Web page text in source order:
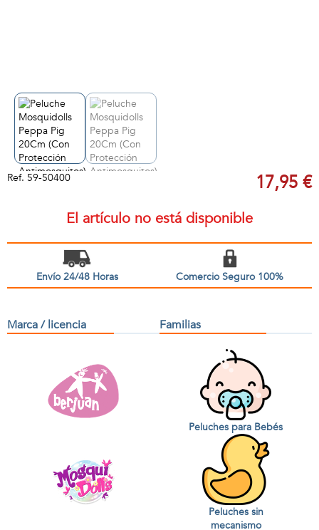
Ref. 59-50400 17,95 €
El artículo no está disponible
Envío 24/48 Horas Comercio Seguro 100%
Marca / licencia Familias
Peluches para Bebés
Peluches sin
mecanismo